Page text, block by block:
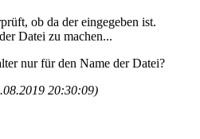
ob da der eingegeben ist.
Datei zu machen...
nur für den Name der Datei?
20:30:09)